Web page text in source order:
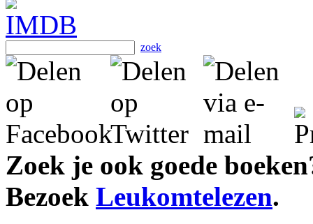
zoek
Zoek je ook goede
Bezoek Leukomtelezen.